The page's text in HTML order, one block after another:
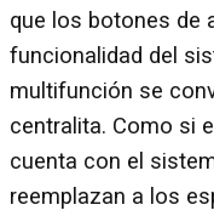
que los botones de
funcionalidad del
multifunción se
centralita. Como si
cuenta con el
reemplazan a los